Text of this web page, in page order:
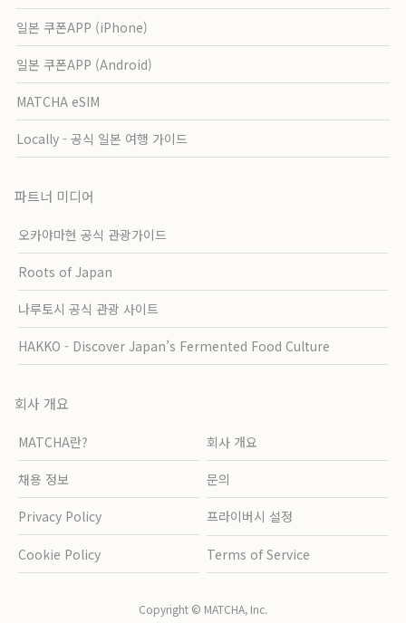
일본 쿠폰APP (iPhone)
일본 쿠폰APP (Android)
MATCHA eSIM
Locally - 공식 일본 여행 가이드
파트너 미디어
오카야마현 공식 관광가이드
Roots of Japan
나루토시 공식 관광 사이트
HAKKO - Discover Japan’s Fermented Food Culture
회사 개요
MATCHA란? 회사 개요
채용 정보 문의
Privacy Policy 프라이버시 설정
Cookie Policy Terms of Service
Copyright © MATCHA, Inc.